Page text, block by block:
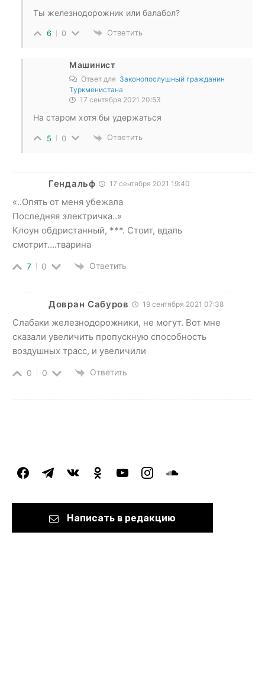
Ты железнодорожник или балабол?
6 0 Ответить
Машинист
Ответ для Законопослушный гражданин
Туркменистана
17 сентября 2021 20:53
На старом хотя бы удержаться
5 0 Ответить
Гендальф 17 сентября 2021 19:40
«..Опять от меня убежала
Последняя электричка..»
Клоун обдристанный, ***. Стоит, вдаль
смотрит….тварина
7 0 Ответить
Довран Сабуров 19 сентября 2021 07:38
Слабаки железнодорожники, не могут. Вот мне
сказали увеличить пропускную способность
воздушных трасс, и увеличили
0 0 Ответить
facebooktelegramvkontakteodnoklassniki
youtubeinstagramsoundcloud
Написать в редакцию